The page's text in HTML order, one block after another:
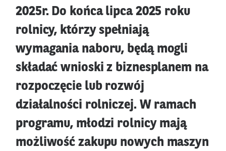
2025r. Do końca lipca 2025 roku
rolnicy, którzy spełniają
wymagania naboru, będą mogli
składać wnioski z biznesplanem na
rozpoczęcie lub rozwój
działalności rolniczej. W ramach
programu, młodzi rolnicy mają
możliwość zakupu nowych maszyn